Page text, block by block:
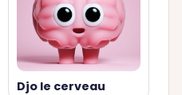
Djo le cerveau